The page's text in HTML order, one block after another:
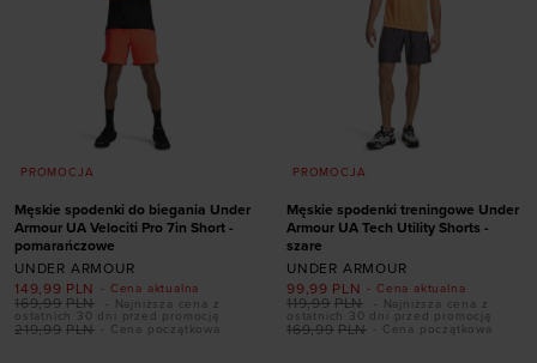
PROMOCJA
Męskie spodenki do biegania Under
Armour UA Velociti Pro 7in Short -
pomarańczowe
UNDER ARMOUR
- Cena aktualna
149,99 PLN
- Cena początkowa
219,99 PLN
169,99 PLN
- Najniższa cena z
ostatnich 30 dni przed promocją
PROMOCJA
Dodaj produkt w
Męskie spodenki treningowe Under
Armour UA Tech Utility Shorts -
szare
UNDER ARMOUR
- Cena aktualna
99,99 PLN
- Cena początkowa
169,99 PLN
119,99 PLN
- Najniższa cena z
ostatnich 30 dni przed promocją